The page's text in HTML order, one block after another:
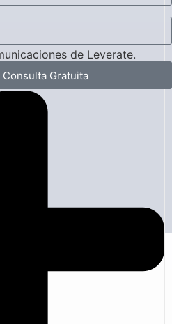
de Leverate.
Consulta Gratuita